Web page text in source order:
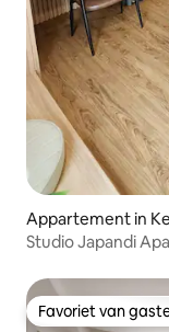
Appartement in
Studio Japandi
Favoriet van
Favoriet van